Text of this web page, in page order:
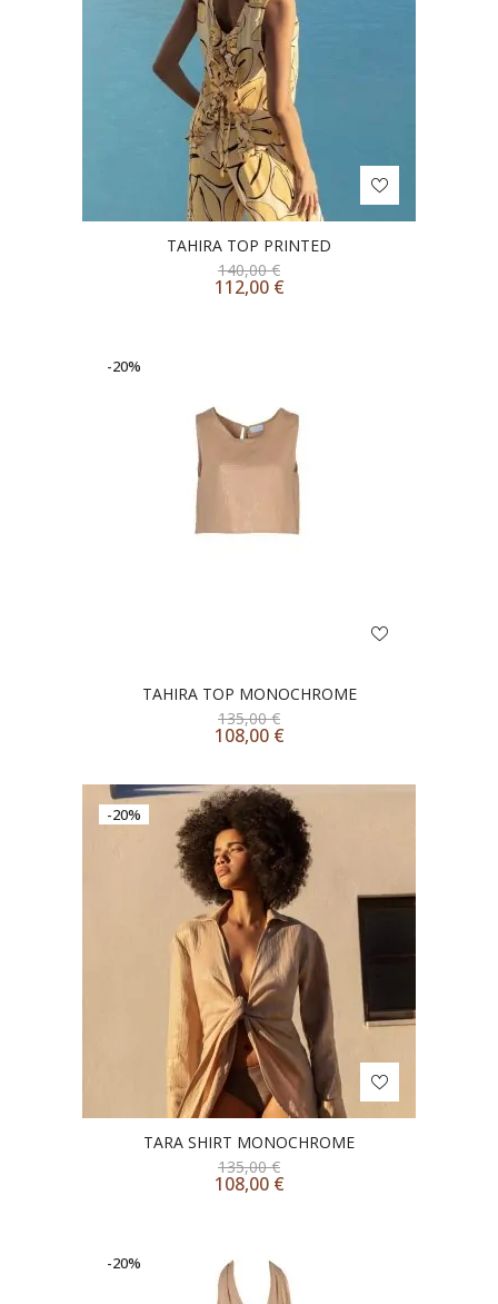
TAHIRA TOP PRINTED
140,00€
112,00 €
-20%
TAHIRA TOP MONOCHROME
135,00€
108,00 €
-20%
TARA SHIRT MONOCHROME
135,00€
108,00 €
-20%